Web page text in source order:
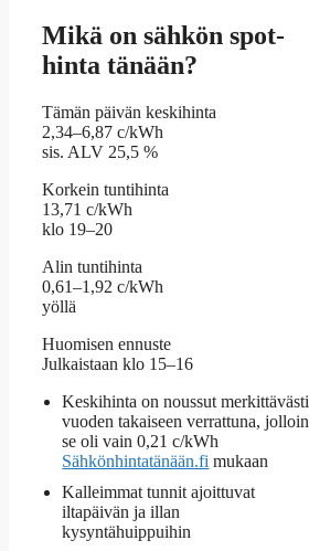
Mikä on sähkön spot-
hinta tänään?
Tämän päivän keskihinta
2,34–6,87 c/kWh
sis. ALV 25,5 %
Korkein tuntihinta
13,71 c/kWh
klo 19–20
Alin tuntihinta
0,61–1,92 c/kWh
yöllä
Huomisen ennuste
Julkaistaan klo 15–16
Keskihinta on noussut merkittävästi
vuoden takaiseen verrattuna, jolloin
se oli vain 0,21 c/kWh
Sähkönhintatänään.fi mukaan
Kalleimmat tunnit ajoittuvat
iltapäivän ja illan
kysyntähuippuihin